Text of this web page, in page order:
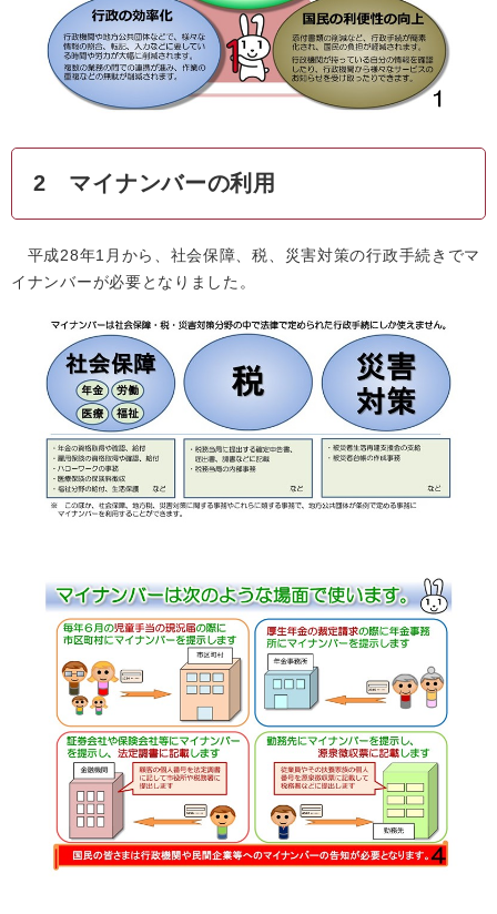
2 マイナンバーの利用
平成28年1月から、社会保障、税、災害対策の行政手続きでマ
イナンバーが必要となりました。